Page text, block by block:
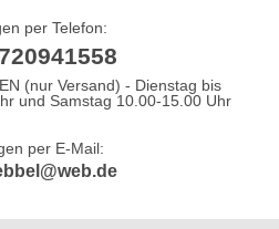
per Telefon:
(nur Versand) - Dienstag bis
und Samstag 10.00-15.00 Uhr
per E-Mail: